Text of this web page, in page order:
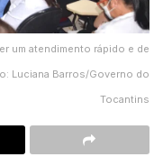
um atendimento rápido e de
Luciana Barros/Governo do
Tocantins